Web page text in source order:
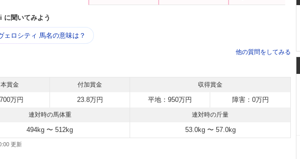
に聞いてみよう
ェロシティ 馬名の意味は？
他の質問をしてみる
本賞金 付加賞金 収得賞金
万円 23.8万円 平地：950万円 障害：0万円
連対時の馬体重 連対時の斤量
494kg 〜 512kg 53.0kg 〜 57.0kg